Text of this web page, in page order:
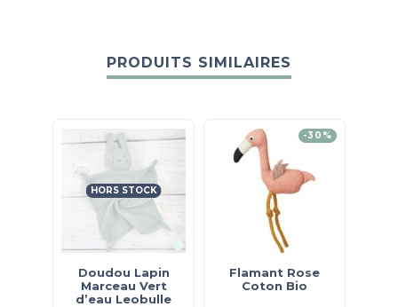
PRODUITS SIMILAIRES
HORS STOCK
Doudou Lapin
Marceau Vert
d’eau Leobulle
-30%
Flamant Rose
Coton Bio